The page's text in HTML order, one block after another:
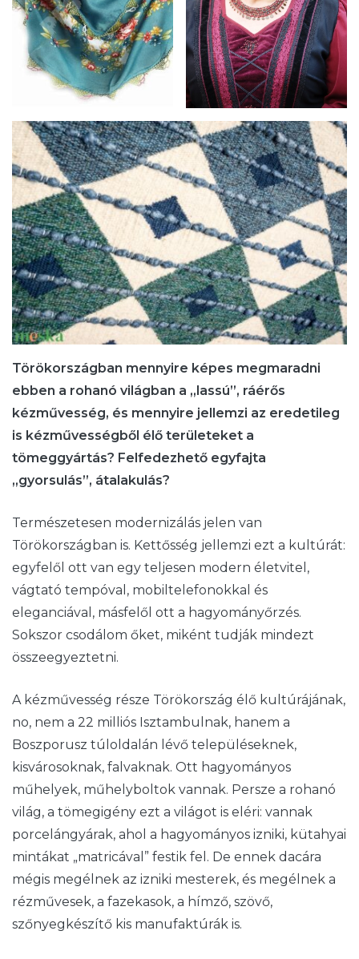
Törökországban mennyire képes megmaradni
ebben a rohanó világban a „lassú”, ráérős
kézművesség, és mennyire jellemzi az eredetileg
is kézművességből élő területeket a
tömeggyártás? Felfedezhető egyfajta
„gyorsulás”, átalakulás?
Természetesen modernizálás jelen van
Törökországban is. Kettősség jellemzi ezt a kultúrát:
egyfelől ott van egy teljesen modern életvitel,
vágtató tempóval, mobiltelefonokkal és
eleganciával, másfelől ott a hagyományőrzés.
Sokszor csodálom őket, miként tudják mindezt
összeegyeztetni.
A kézművesség része Törökország élő kultúrájának,
no, nem a 22 milliós Isztambulnak, hanem a
Boszporusz túloldalán lévő településeknek,
kisvárosoknak, falvaknak. Ott hagyományos
műhelyek, műhelyboltok vannak. Persze a rohanó
világ, a tömegigény ezt a világot is eléri: vannak
porcelángyárak, ahol a hagyományos izniki, kütahyai
mintákat „matricával” festik fel. De ennek dacára
mégis megélnek az izniki mesterek, és megélnek a
rézművesek, a fazekasok, a hímző, szövő,
szőnyegkészítő kis manufaktúrák is.